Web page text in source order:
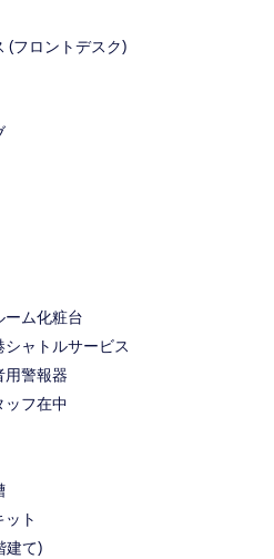
(フロントデスク)
ーム化粧台
ャトルサービス
用警報器
ッフ在中
ト
建て)